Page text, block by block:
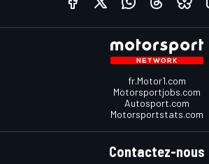
fr.Motor1.com
Motorsportjobs.com
Autosport.com
Motorsportstats.com
Contactez-nous